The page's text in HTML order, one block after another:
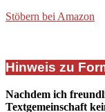
Stöbern bei Amazon
Hinweis zu
Nachdem ich
Textgemeinschaft